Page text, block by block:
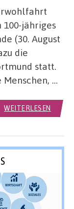
100-jähriges
(30. August
die
statt.
…
WEITERLESEN